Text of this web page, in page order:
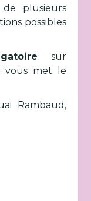
de plusieurs
possibles
sur
vous met le
Rambaud,